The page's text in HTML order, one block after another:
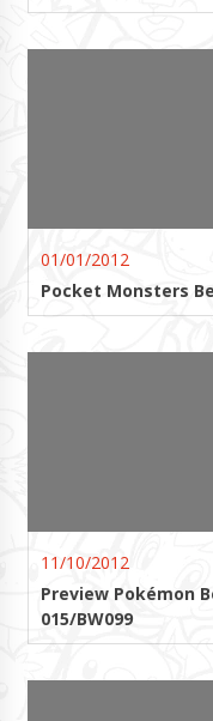
01/01/2012
Pocket Monsters
11/10/2012
Preview Pokémon
015/BW099